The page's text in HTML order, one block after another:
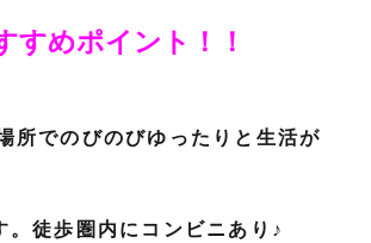
すめポイント！！
所でのびのびゆったりと生活が
。徒歩圏内にコンビニあり♪